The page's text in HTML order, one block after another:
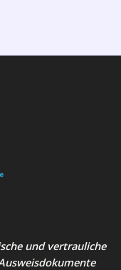
und vertrauliche